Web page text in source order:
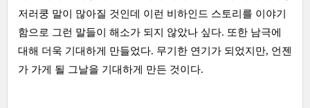
저러쿵 말이 많아질 것인데 이런 비하인드 스토리를 이야기
함으로 그런 말들이 해소가 되지 않았나 싶다. 또한 남극에
대해 더욱 기대하게 만들었다. 무기한 연기가 되었지만, 언젠
가 가게 될 그날을 기대하게 만든 것이다.